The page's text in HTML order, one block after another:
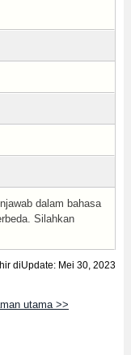
dalam bahasa
Silahkan
diUpdate: Mei 30, 2023
utama >>